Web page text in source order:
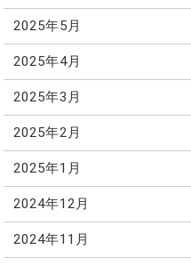
2025年5月
2025年4月
2025年3月
2025年2月
2025年1月
2024年12月
2024年11月